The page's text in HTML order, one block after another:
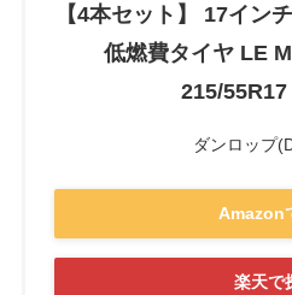
【4本セット】 17イン
低燃費タイヤ LE
215/
ダンロップ
Amazon
楽天で